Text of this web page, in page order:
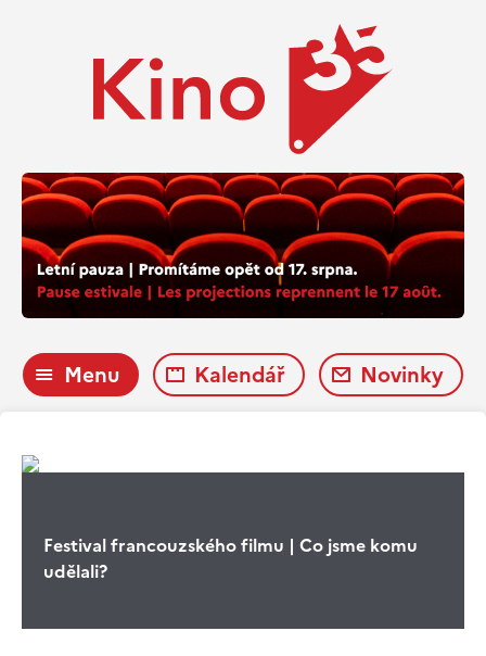
Menu Kalendář Novinky
Festival francouzského filmu | Co jsme komu
udělali?